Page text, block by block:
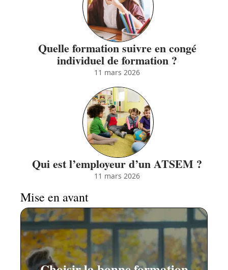
Quelle formation suivre en congé
individuel de formation ?
11 mars 2026
Qui est l’employeur d’un ATSEM ?
11 mars 2026
Mise en avant